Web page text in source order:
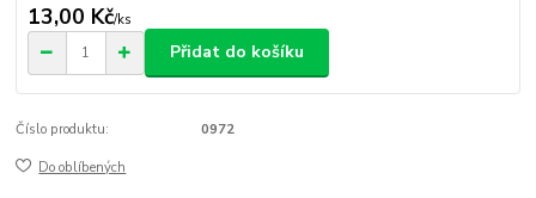
13,00 Kč/ks
Přidat do košíku
Číslo produktu: 0972
Do oblíbených